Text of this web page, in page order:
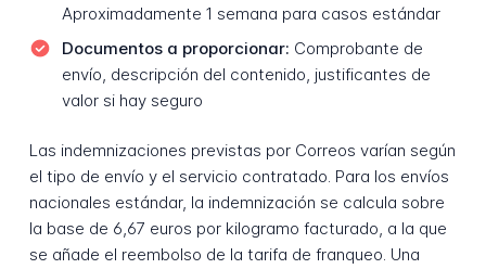
Aproximadamente 1 semana para casos estándar
Documentos a proporcionar: Comprobante de
envío, descripción del contenido, justificantes de
valor si hay seguro
Las indemnizaciones previstas por Correos varían según
el tipo de envío y el servicio contratado. Para los envíos
nacionales estándar, la indemnización se calcula sobre
la base de 6,67 euros por kilogramo facturado, a la que
se añade el reembolso de la tarifa de franqueo. Una